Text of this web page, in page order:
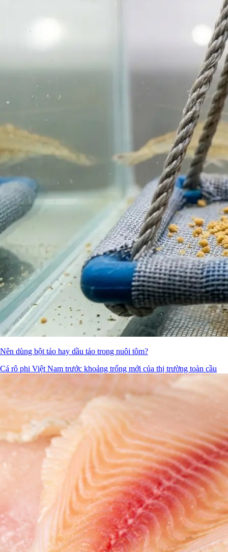
Nên dùng bột tảo hay dầu tảo trong nuôi tôm?
Cá rô phi Việt Nam trước khoảng trống mới của thị trường toàn cầu